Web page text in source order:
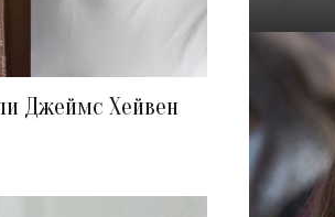
Джеймс Хейвен